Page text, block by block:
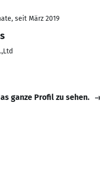
seit März 2019
ganze Profil zu sehen.